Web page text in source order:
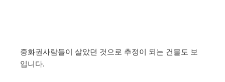
중화권사람들이 살았던 것으로 추정이 되는 건물도 보
입니다.